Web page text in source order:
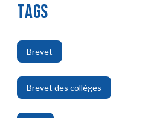
TAGS
Brevet
,
Brevet des collèges
,